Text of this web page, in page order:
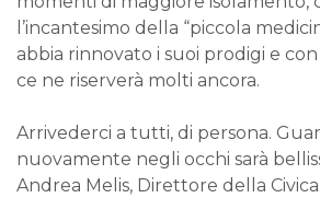
l’incantesimo della “piccola
abbia rinnovato i suoi prodigi e
ce ne riserverà molti ancora.
Arrivederci a tutti, di persona.
nuovamente negli occhi sarà
Andrea Melis, Direttore della